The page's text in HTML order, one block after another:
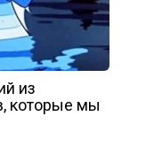
из
которые мы